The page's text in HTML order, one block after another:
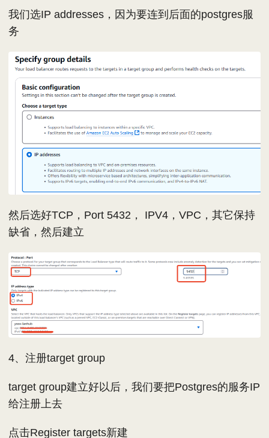
我们选IP addresses，因为要连到后面的postgres服
务
然后选好TCP，Port 5432， IPV4，VPC，其它保持
缺省，然后建立
4、注册target group
target group建立好以后，我们要把Postgres的服务IP
给注册上去
点击Register targets新建